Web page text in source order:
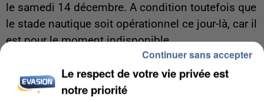
le samedi 14 décembre. A condition toutefois que
le stade nautique soit opérationnel ce jour-là, car il
est pour le moment indisponible.
LES ARTICLES LES PLUS VUS
Le respect de votre vie privée est
notre priorité
Continuer sans accepter